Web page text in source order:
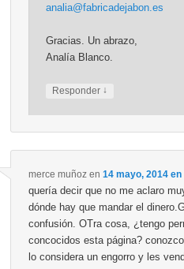
analia@fabricadejabon.es
Gracias. Un abrazo,
Analía Blanco.
Responder ↓
merce muñozen 14 mayo, 2014 en
quería decir que no me aclaro
dónde hay que mandar el
confusión. OTra cosa, ¿tengo
concocidos esta página?
lo considera un engorro y les